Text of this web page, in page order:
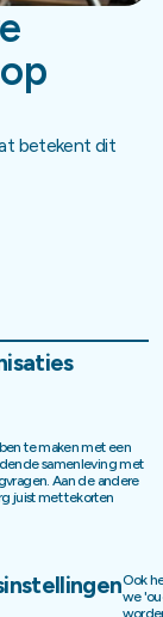
betekent dit
te maken met een
samenleving met
Aan de andere
juist met tekorten
Ook
we